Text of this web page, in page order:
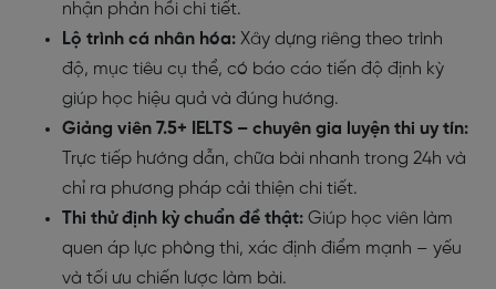
nhận phản hồi chi tiết.
Lộ trình cá nhân hóa: Xây dựng riêng theo trình
độ, mục tiêu cụ thể, có báo cáo tiến độ định kỳ
giúp học hiệu quả và đúng hướng.
Giảng viên 7.5+ IELTS – chuyên gia luyện thi uy tín:
Trực tiếp hướng dẫn, chữa bài nhanh trong 24h và
chỉ ra phương pháp cải thiện chi tiết.
Thi thử định kỳ chuẩn đề thật: Giúp học viên làm
quen áp lực phòng thi, xác định điểm mạnh – yếu
và tối ưu chiến lược làm bài.